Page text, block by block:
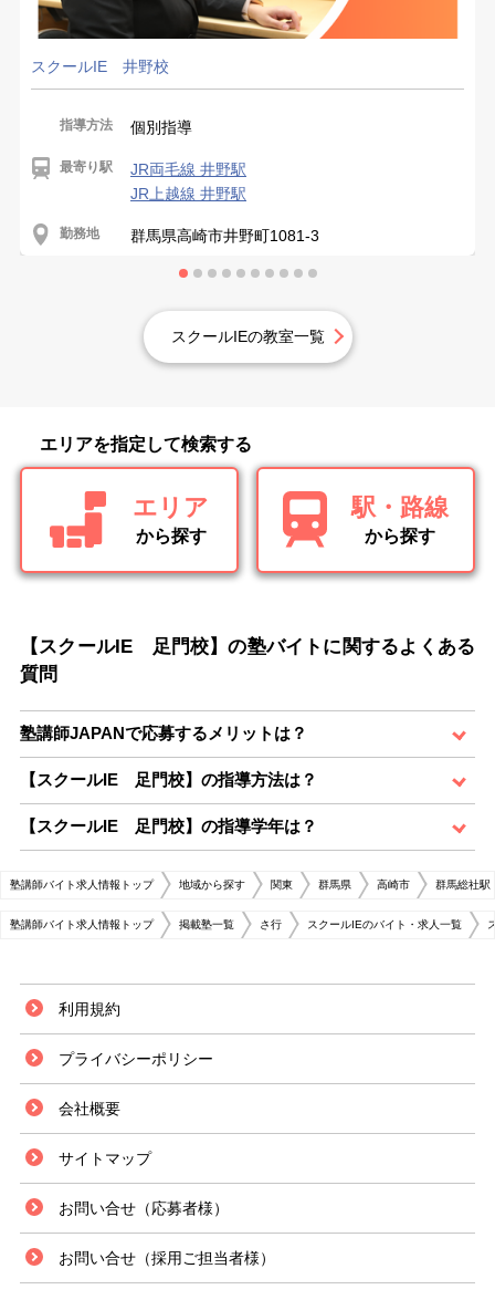
スクールIE 井野校
指導方法 個別指導
最寄り駅
JR両毛線 井野駅
JR上越線 井野駅
勤務地 群馬県高崎市井野町1081-3
スクールIEの教室一覧
エリアを指定して検索する
エリア
から探す
駅・路線
から探す
【スクールIE 足門校】の塾バイトに関するよくある
質問
塾講師JAPANで応募するメリットは？
【スクールIE 足門校】の指導方法は？
【スクールIE 足門校】の指導学年は？
塾講師バイト求人情報トップ 地域から探す 関東 群馬県 高崎市 群馬総社駅
塾講師バイト求人情報トップ 掲載塾一覧 さ行 スクールIEのバイト・求人一覧
利用規約
プライバシーポリシー
会社概要
サイトマップ
お問い合せ（応募者様）
お問い合せ（採用ご担当者様）